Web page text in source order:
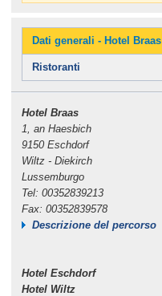
Dati generali - Hotel Braas
Ristoranti
Hotel Braas
1, an Haesbich
9150 Eschdorf
Wiltz - Diekirch
Lussemburgo
Tel: 00352839213
Fax: 00352839578
Descrizione del percorso
Hotel Eschdorf
Hotel Wiltz